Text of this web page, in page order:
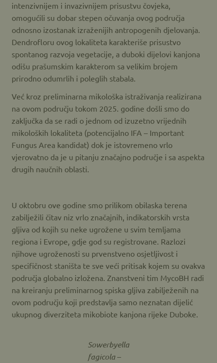
intenzivnijem i invazivnijem prisustvu čovjeka,
omogućili su dobar stepen očuvanja ovog područja
odnosno izostanak izraženijih antropogenih djelovanja.
Dendrofloru ovog lokaliteta karakteriše prisustvo
spontanog razvoja vegetacije, a duboki dijelovi kanjona
odišu prašumskim karakterom sa velikim brojem
prirodno odumrlih i poleglih stabala.
Već kroz preliminarna mikološka istraživanja realizirana
na ovom području tokom 2025. godine došli smo do
zaključka da se radi o jednom od izuzetno vrijednih
mikoloških lokaliteta (potencijalno IFA – Important
Fungus Area kandidat) dok je istovremeno vrlo
vjerovatno da je u pitanju značajno područje i sa aspekta
drugih naučnih oblasti.
U oktobru ove godine smo prilikom obilaska terena
zabilježili čitav niz vrlo značajnih, indikatorskih vrsta
gljiva od kojih su neke ugrožene u svim temljama
regiona i Evrope, gdje god su registrovane. Razlozi
njihove ugroženosti su prvenstveno osjetljivost i
specifičnost staništa te sve veći pritisak kojem su ovakva
područja globalno izložena. Znanstveni tim MycoBH radi
na kreiranju preliminarnog spiska gljiva zabilježenih na
ovom području koji predstavlja samo neznatan dijelić
ukupnog diverziteta mikobiote kanjona rijeke Duboke.
Sowerbyella
fagicola –